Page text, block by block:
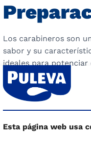
Esta página web usa
Los carabineros son
sabor y su
ideales para
langostinos por su
cabeza, muy
una gran variedad de
de los platos más